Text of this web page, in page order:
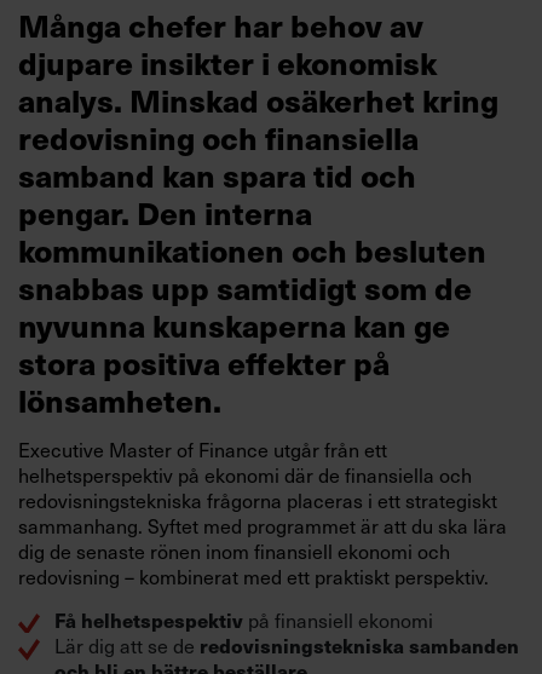
Många chefer har behov av
djupare insikter i ekonomisk
analys. Minskad osäkerhet kring
redovisning och finansiella
samband kan spara tid och
pengar. Den interna
kommunikationen och besluten
snabbas upp samtidigt som de
nyvunna kunskaperna kan ge
stora positiva effekter på
lönsamheten.
Executive Master of Finance utgår från ett
helhetsperspektiv på ekonomi där de finansiella och
redovisningstekniska frågorna placeras i ett strategiskt
sammanhang. Syftet med programmet är att du ska lära
dig de senaste rönen inom finansiell ekonomi och
redovisning – kombinerat med ett praktiskt perspektiv.
Få helhetspespektiv på finansiell ekonomi
Lär dig att se de redovisningstekniska sambanden